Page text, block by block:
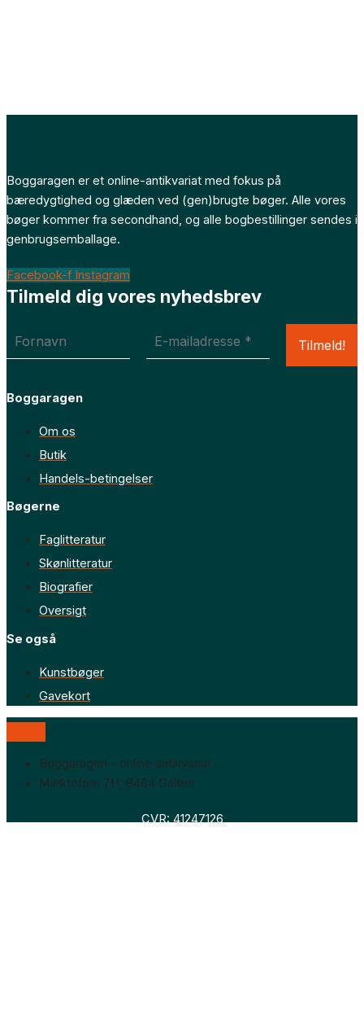
Boggaragen er et online-antikvariat med fokus på
bæredygtighed og glæden ved (gen)brugte bøger. Alle vores
bøger kommer fra secondhand, og alle bogbestillinger sendes i
genbrugsemballage.
Facebook-f Instagram
Tilmeld dig vores nyhedsbrev
Boggaragen
Om os
Butik
Handels-betingelser
Bøgerne
Faglitteratur
Skønlitteratur
Biografier
Oversigt
Se også
Kunstbøger
Gavekort
Boggaragen – online antikvariat
Marktoften 7H, 8464 Galten
CVR: 41247126